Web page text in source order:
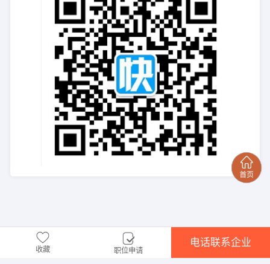
收藏 职位申请
电话联系企业